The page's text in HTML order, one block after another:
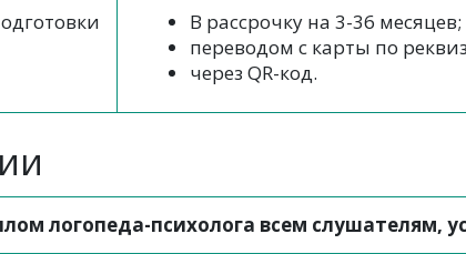
В рассрочку на 3-36 месяцев;
переводом с карты по
через QR-код.
логопеда-психолога всем слушателям,